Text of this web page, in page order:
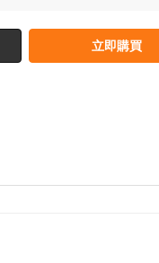
立即購買